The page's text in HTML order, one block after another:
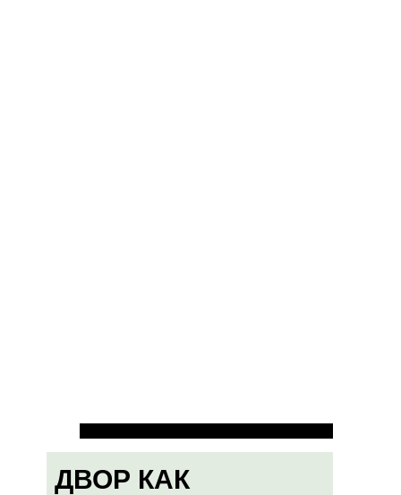
ДВОР КАК